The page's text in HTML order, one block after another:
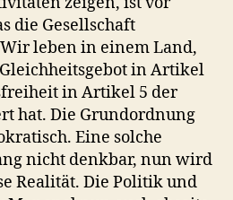
die Gesellschaft
leben in einem Land,
in Artikel
in Artikel 5 der
hat. Die Grundordnung
Eine solche
nicht denkbar, nun wird
Realität. Die Politik und